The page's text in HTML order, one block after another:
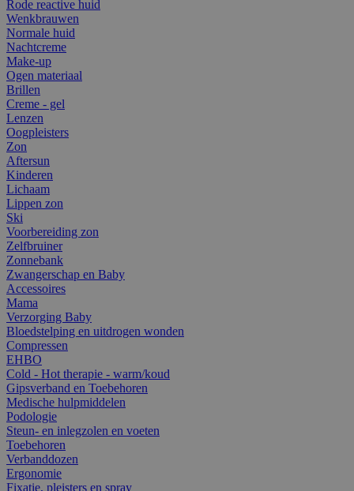
Rode reactive huid
Wenkbrauwen
Normale huid
Nachtcreme
Make-up
Ogen materiaal
Brillen
Creme - gel
Lenzen
Oogpleisters
Zon
Aftersun
Kinderen
Lichaam
Lippen zon
Ski
Voorbereiding zon
Zelfbruiner
Zonnebank
Zwangerschap en Baby
Accessoires
Mama
Verzorging Baby
Bloedstelping en uitdrogen wonden
Compressen
EHBO
Cold - Hot therapie - warm/koud
Gipsverband en Toebehoren
Medische hulpmiddelen
Podologie
Steun- en inlegzolen en voeten
Toebehoren
Verbanddozen
Ergonomie
Fixatie, pleisters en spray